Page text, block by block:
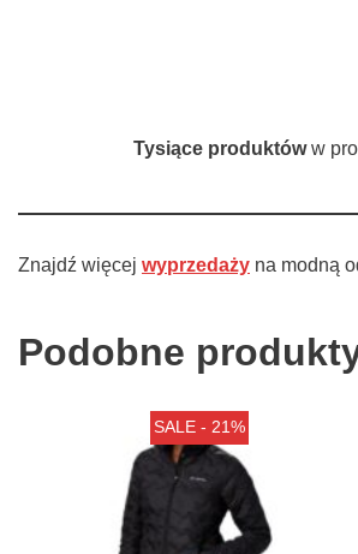
Tysiące produktóww
Znajdź więcej wyprzedaży na modną
Podobne
SALE - 21%